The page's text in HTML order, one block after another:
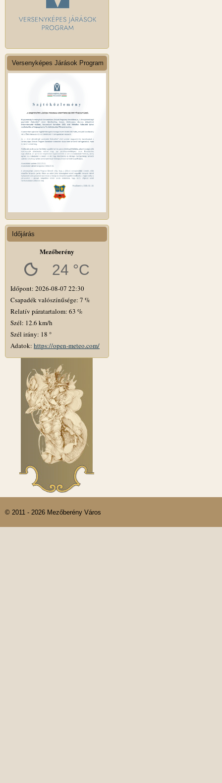
Versenyképes Járások Program
Időjárás
Mezőberény
24 °C
Időpont: 2026-08-07 22:30
Csapadék valószínűsége: 7 %
Relatív páratartalom: 63 %
Szél: 12.6 km/h
Szél irány: 18 °
Adatok: https://open-meteo.com/
© 2011 - 2026 Mezőberény Város